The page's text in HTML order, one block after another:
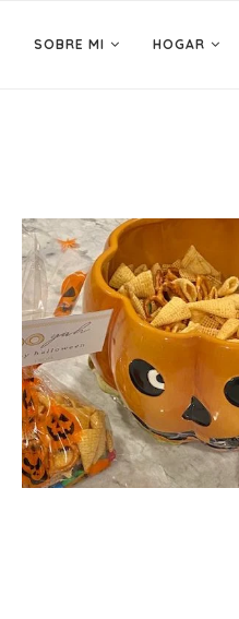
SOBRE MI HOGAR